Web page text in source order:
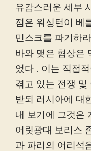
유감스러운 세부
점은 워싱턴이 베
민스크를 파기하
바와 맺은 협상은
었다 . 이는 직접
겪고 있는 전쟁
받되 러시아에 대
내 보기에 그것은
어릿광대 보리스
과 파리의 어리석